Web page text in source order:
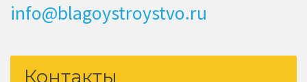
info@blagoystroystvo.ru
Контакты